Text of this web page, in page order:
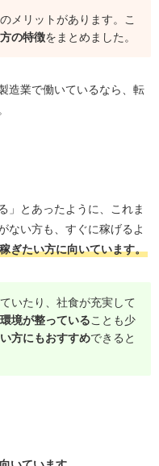
メリットがあります。こ
の特徴をまとめました。
造業で働いているなら、転
」とあったように、これま
ない方も、すぐに稼げるよ
ぎたい方に向いています。
いたり、社食が充実して
境が整っていることも少
方にもおすすめできると